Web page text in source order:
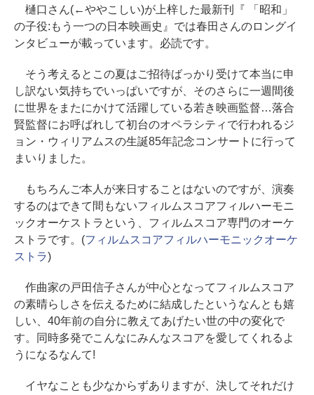
樋口さん(←ややこしい)が上梓した最新刊『 「昭和」
の子役:もう一つの日本映画史』では春田さんのロングイ
ンタビューが載っています。必読です。
そう考えるとこの夏はご招待ばっかり受けて本当に申
し訳ない気持ちでいっぱいですが、そのさらに一週間後
に世界をまたにかけて活躍している若き映画監督…落合
賢監督にお呼ばれして初台のオペラシティで行われるジ
ョン・ウィリアムスの生誕85年記念コンサートに行って
まいりました。
もちろんご本人が来日することはないのですが、演奏
するのはできて間もないフィルムスコアフィルハーモニ
ックオーケストラという、フィルムスコア専門のオーケ
ストラです。(フィルムスコアフィルハーモニックオーケ
ストラ)
作曲家の戸田信子さんが中心となってフィルムスコア
の素晴らしさを伝えるために結成したというなんとも嬉
しい、40年前の自分に教えてあげたい世の中の変化で
す。同時多発でこんなにみんなスコアを愛してくれるよ
うになるなんて!
イヤなことも少なからずありますが、決してそれだけ